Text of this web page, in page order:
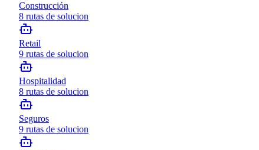
Construcción
8 rutas de solucion
Retail
9 rutas de solucion
Hospitalidad
8 rutas de solucion
Seguros
9 rutas de solucion